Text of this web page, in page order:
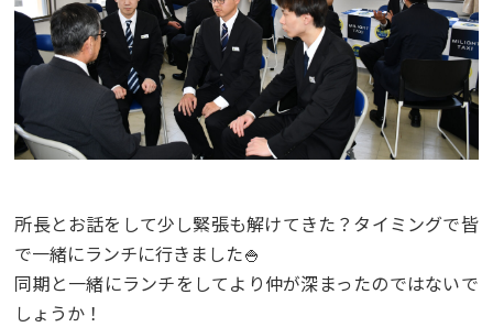
所長とお話をして少し緊張も解けてきた？タイミングで皆
で一緒にランチに行きました🍚
同期と一緒にランチをしてより仲が深まったのではないで
しょうか！